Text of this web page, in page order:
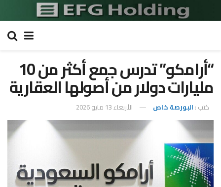
“أرامكو” تدرس جمع أكثر من 10
مليارات دولار من أصولها العقارية
كتب : البورصة خاص الأربعاء 13 مايو 2026